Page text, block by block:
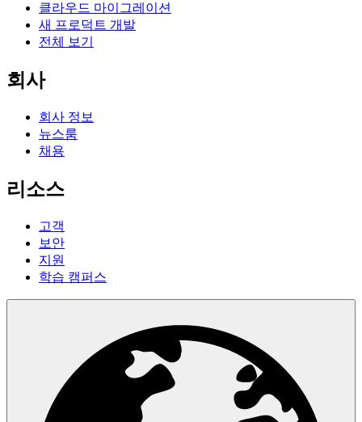
클라우드 마이그레이션
새 프로덕트 개발
전체 보기
회사
회사 정보
뉴스룸
채용
리소스
고객
보안
지원
학습 캠퍼스